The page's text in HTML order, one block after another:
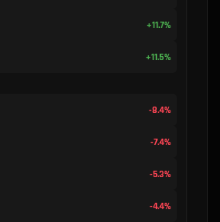
+11.7%
+11.5%
-8.4%
-7.4%
-5.3%
-4.4%